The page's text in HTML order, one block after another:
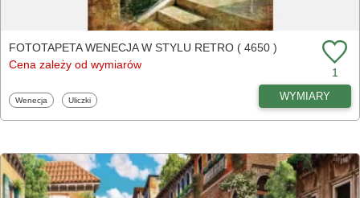
FOTOTAPETA WENECJA W STYLU RETRO ( 4650 )
Cena zależy od wymiarów
1
Fototapety
Wenecja Fototapety
Uliczki WYMIARY